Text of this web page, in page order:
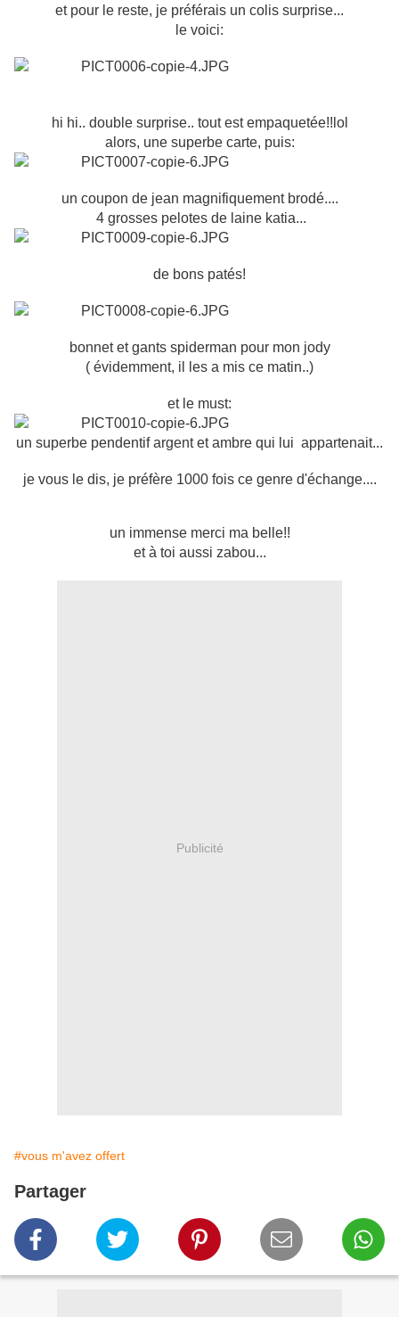
et pour le reste, je préférais un colis surprise...
le voici:
hi hi.. double surprise.. tout est empaquetée!!lol
alors, une superbe carte, puis:
un coupon de jean magnifiquement brodé....
4 grosses pelotes de laine katia...
de bons patés!
bonnet et gants spiderman pour mon jody
( évidemment, il les a mis ce matin..)
et le must:
un superbe pendentif argent et ambre qui lui appartenait...
je vous le dis, je préfère 1000 fois ce genre d'échange....
un immense merci ma belle!!
et à toi aussi zabou...
Publicité
#vous m'avez offert
Partager